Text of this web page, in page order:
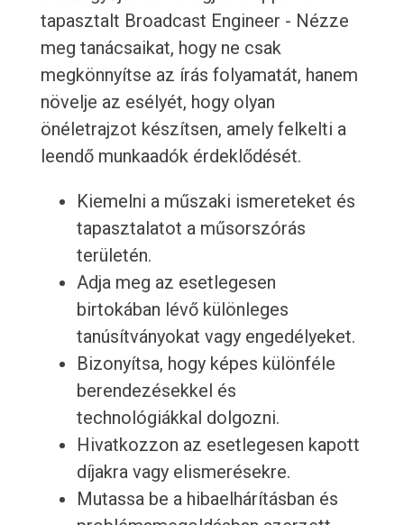
tapasztalt Broadcast Engineer - Nézze
meg tanácsaikat, hogy ne csak
megkönnyítse az írás folyamatát, hanem
növelje az esélyét, hogy olyan
önéletrajzot készítsen, amely felkelti a
leendő munkaadók érdeklődését.
Kiemelni a műszaki ismereteket és
tapasztalatot a műsorszórás
területén.
Adja meg az esetlegesen
birtokában lévő különleges
tanúsítványokat vagy engedélyeket.
Bizonyítsa, hogy képes különféle
berendezésekkel és
technológiákkal dolgozni.
Hivatkozzon az esetlegesen kapott
díjakra vagy elismerésekre.
Mutassa be a hibaelhárításban és